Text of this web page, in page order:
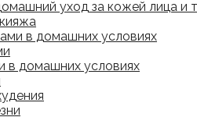
уход за кожей лица и
в домашних условиях
в домашних условиях